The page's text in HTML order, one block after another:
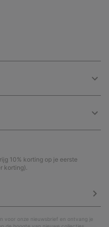
10% korting op je eerste
korting).
voor onze nieuwsbrief en ontvang je